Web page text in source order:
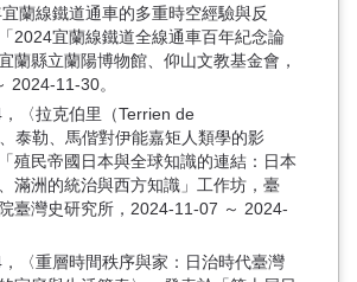
蘭線鐵道通車的多重時空經驗與反
2024宜蘭線鐵道全線通車百年紀念論
蘭縣立蘭陽博物館、仰山文教基金會，
2024-11-30。
〈拉克伯里（Terrien de
泰勒、馬偕對伊能嘉矩人類學的影
殖民帝國日本與全球知識的連結：日本
滿洲的統治與西方知識」工作坊，臺
臺灣史研究所，2024-11-07 ～ 2024-
〈重層時間秩序與家：日治時代臺灣